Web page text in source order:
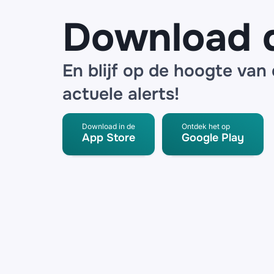
Download
En blijf op de hoogte van
actuele alerts!
Download in de
App Store
Ontdek het op
Google Play